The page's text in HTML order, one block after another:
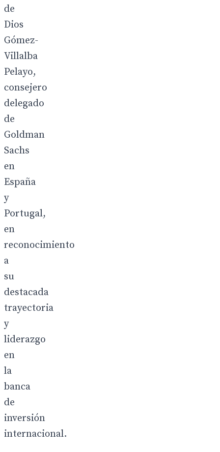
de
Dios
Gómez-
Villalba
Pelayo,
consejero
delegado
de
Goldman
Sachs
en
España
y
Portugal,
en
reconocimiento
a
su
destacada
trayectoria
y
liderazgo
en
la
banca
de
inversión
internacional.